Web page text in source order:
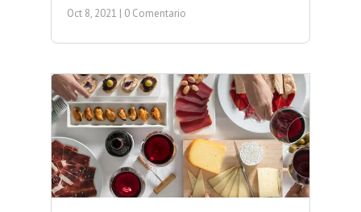
Oct 8, 2021 | 0 Comentario